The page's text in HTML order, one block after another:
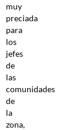
muy
preciada
para
los
jefes
de
las
comunidades
de
la
zona,